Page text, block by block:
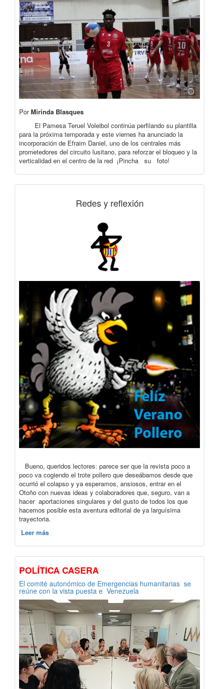
PorMirinda Blasques
El Pamesa Teruel Voleibol continúa perfilando su plantilla
para la próxima temporada y este viernes ha anunciado la
incorporación de Efraim Daniel, uno de los centrales más
prometedores del circuito lusitano, para reforzar el bloqueo y la
verticalidad en el centro de la red ¡Pincha su foto!
Redes y reflexión
Bueno, queridos lectores: parece ser que la revista poco a
poco va cogiendo el trote pollero que deseábamos desde que
ocurrió el colapso y ya esperamos, ansiosos, entrar en el
Otoño con nuevas ideas y colaboradores que, seguro, van a
hacer aportaciones singulares y del gusto de todos los que
hacemos posible esta aventura editorial de ya larguísima
trayectoria.
Leer más
POLÍTICA CASERA
El comité autonómico de Emergencias humanitarias se
reúne con la vista puesta e Venezuela